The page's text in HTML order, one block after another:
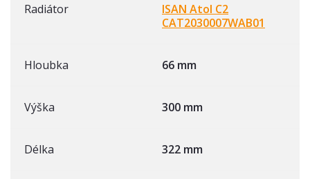
Radiátor
ISAN Atol C2
CAT2030007WAB01
Hloubka 66 mm
Výška 300 mm
Délka 322 mm